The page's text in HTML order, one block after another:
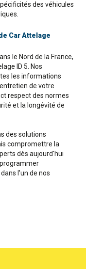
des véhicules
Car Attelage
le Nord de la France,
ID 5. Nos
les informations
de votre
respect des normes
et la longévité de
des solutions
compromettre la
dès aujourd'hui
l'un de nos